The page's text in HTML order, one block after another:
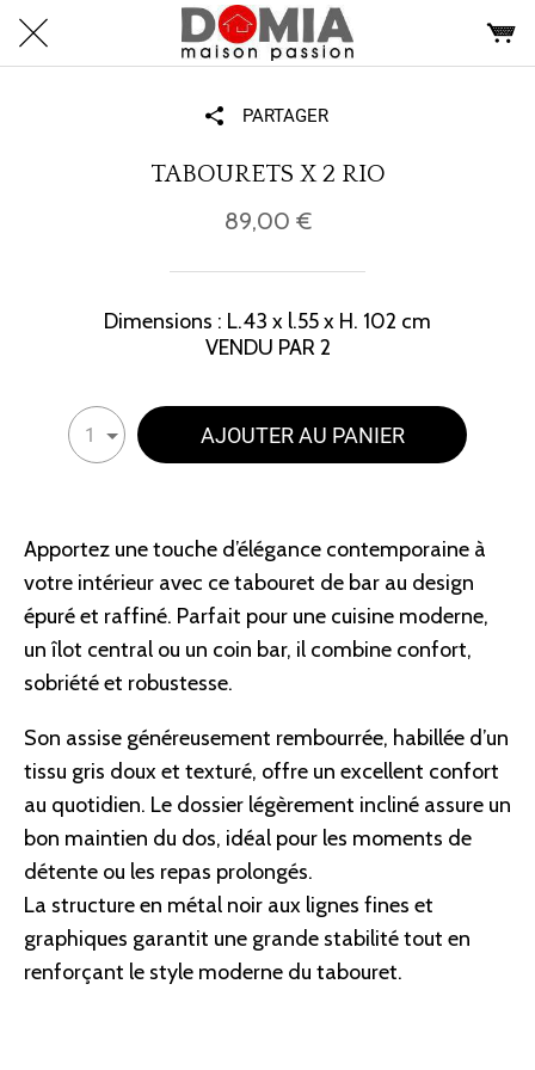
PARTAGER
TABOURETS X 2 RIO
89,00 €
Dimensions : L.43 x l.55 x H. 102 cm
VENDU PAR 2
1 AJOUTER AU PANIER
Apportez une touche d’élégance contemporaine à
votre intérieur avec ce tabouret de bar au design
épuré et raffiné. Parfait pour une cuisine moderne,
un îlot central ou un coin bar, il combine confort,
sobriété et robustesse.
Son assise généreusement rembourrée, habillée d’un
tissu gris doux et texturé, offre un excellent confort
au quotidien. Le dossier légèrement incliné assure un
bon maintien du dos, idéal pour les moments de
détente ou les repas prolongés.
La structure en métal noir aux lignes fines et
graphiques garantit une grande stabilité tout en
renforçant le style moderne du tabouret.